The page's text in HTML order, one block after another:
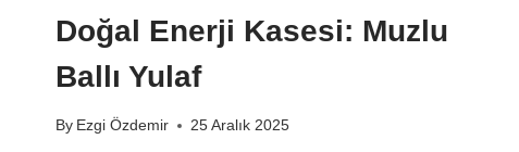
Doğal Enerji Kasesi: Muzlu
Ballı Yulaf
By Ezgi Özdemir 25 Aralık 2025